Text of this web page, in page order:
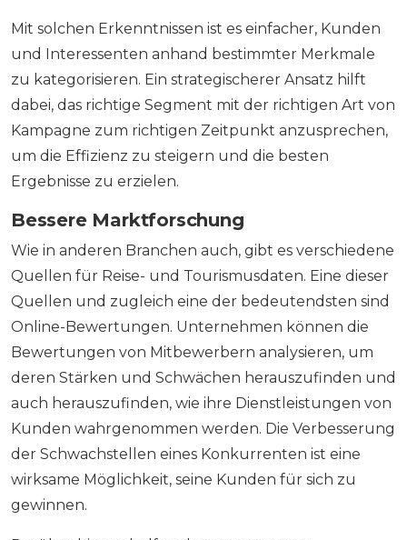
Mit solchen Erkenntnissen ist es einfacher, Kunden
und Interessenten anhand bestimmter Merkmale
zu kategorisieren. Ein strategischerer Ansatz hilft
dabei, das richtige Segment mit der richtigen Art von
Kampagne zum richtigen Zeitpunkt anzusprechen,
um die Effizienz zu steigern und die besten
Ergebnisse zu erzielen.
Bessere Marktforschung
Wie in anderen Branchen auch, gibt es verschiedene
Quellen für Reise- und Tourismusdaten. Eine dieser
Quellen und zugleich eine der bedeutendsten sind
Online-Bewertungen. Unternehmen können die
Bewertungen von Mitbewerbern analysieren, um
deren Stärken und Schwächen herauszufinden und
auch herauszufinden, wie ihre Dienstleistungen von
Kunden wahrgenommen werden. Die Verbesserung
der Schwachstellen eines Konkurrenten ist eine
wirksame Möglichkeit, seine Kunden für sich zu
gewinnen.